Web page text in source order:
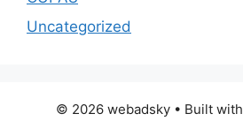
Uncategorized
© 2026 webadsky • Built with